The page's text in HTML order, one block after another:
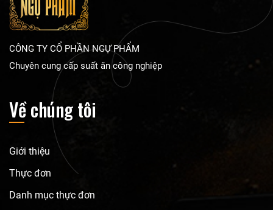
CÔNG TY CỔ PHẦN NGỰ PHẨM
Chuyên cung cấp suất ăn công nghiệp
Về chúng tôi
Giới thiệu
Thực đơn
Danh mục thực đơn